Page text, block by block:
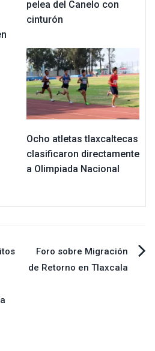
pelea del Canelo con
cinturón
Ocho atletas tlaxcaltecas
clasificaron directamente
a Olimpiada Nacional
Foro sobre Migración
de Retorno en Tlaxcala